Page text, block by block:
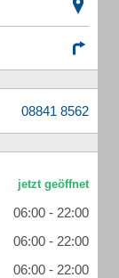
06:00 - 22:00
06:00 - 22:00
06:00 - 22:00